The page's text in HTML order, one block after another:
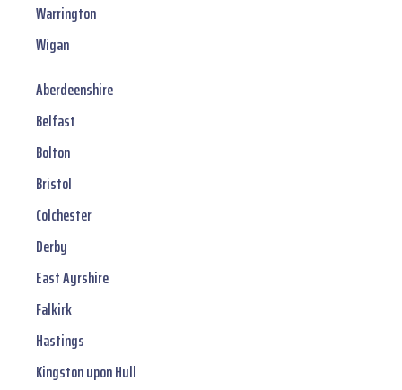
Warrington
Wigan
Aberdeenshire
Belfast
Bolton
Bristol
Colchester
Derby
East Ayrshire
Falkirk
Hastings
Kingston upon Hull